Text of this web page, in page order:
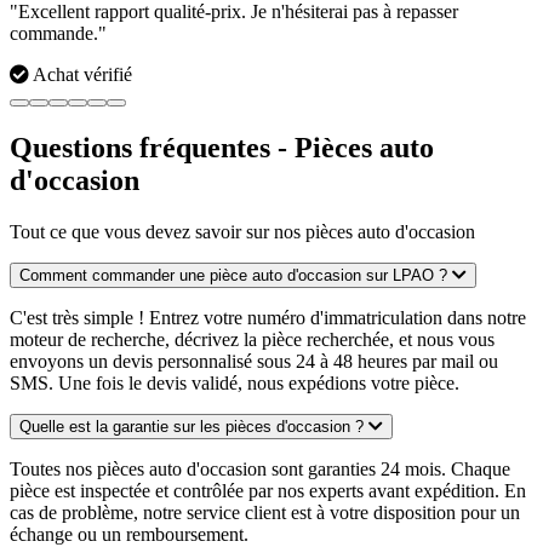
"Excellent rapport qualité-prix. Je n'hésiterai pas à repasser
commande."
Achat vérifié
Questions fréquentes - Pièces auto
d'occasion
Tout ce que vous devez savoir sur nos pièces auto d'occasion
Comment commander une pièce auto d'occasion sur LPAO ?
C'est très simple ! Entrez votre numéro d'immatriculation dans notre
moteur de recherche, décrivez la pièce recherchée, et nous vous
envoyons un devis personnalisé sous 24 à 48 heures par mail ou
SMS. Une fois le devis validé, nous expédions votre pièce.
Quelle est la garantie sur les pièces d'occasion ?
Toutes nos pièces auto d'occasion sont garanties 24 mois. Chaque
pièce est inspectée et contrôlée par nos experts avant expédition. En
cas de problème, notre service client est à votre disposition pour un
échange ou un remboursement.